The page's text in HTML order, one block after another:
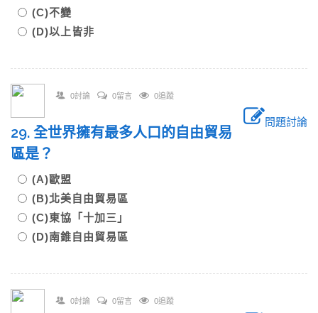
(C)不變
(D)以上皆非
0討論 0留言 0追蹤
問題討論
29. 全世界擁有最多人口的自由貿易
區是？
(A)歐盟
(B)北美自由貿易區
(C)東協「十加三」
(D)南錐自由貿易區
0討論 0留言 0追蹤